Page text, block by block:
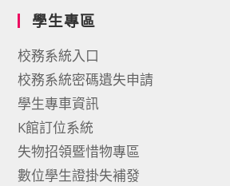
學生專區
校務系統入口
校務系統密碼遺失申請
學生專車資訊
K館訂位系統
失物招領暨惜物專區
數位學生證掛失補發